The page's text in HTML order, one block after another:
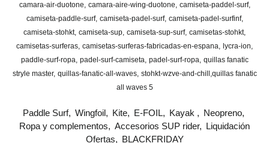
camara-air-duotone camara-aire-wing-duotone camiseta-paddel-surf
camiseta-paddle-surf camiseta-padel-surf camiseta-padel-surfinf
camiseta-stohkt camiseta-sup camiseta-sup-surf camisetas-stohkt
camisetas-surferas camisetas-surferas-fabricadas-en-espana
lycra-ion
paddle-surf-ropa padel-surf-camiseta padel-surf-ropa quillas fanatic
stryle master quillas-fanatic-all-waves stohkt-wzve-and-chill
​quillas fanatic
all waves 5
Paddle Surf Wingfoil Kite E-FOIL Kayak
Neopreno
Ropa y complementos
Accesorios SUP rider
Liquidación
Ofertas
BLACKFRIDAY